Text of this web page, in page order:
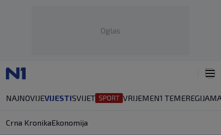
Oglas
NAJNOVIJEVIJESTISVIJET VRIJEMEN1 TEMEREGIJA
Crna KronikaEkonomija